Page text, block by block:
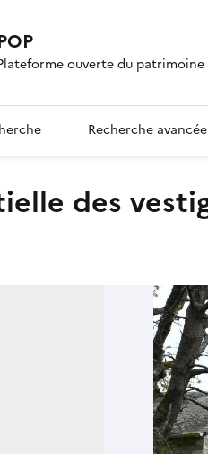
ouverte du patrimoine
Recherche avancée